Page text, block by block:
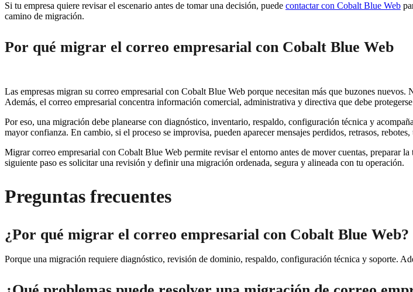
Si tu empresa quiere revisar el escenario antes de tomar una decisión, puede contactar con Cobalt Blue Web
camino de migración.
Por qué migrar el correo empresarial con Cobalt Blue Web
Las empresas migran su correo empresarial con Cobalt Blue Web porque necesitan más que buzones
Además, el correo empresarial concentra información comercial, administrativa y directiva que debe
Por eso, una migración debe planearse con diagnóstico, inventario, respaldo, configuración técnica y
mayor confianza. En cambio, si el proceso se improvisa, pueden aparecer mensajes perdidos, retrasos,
Migrar correo empresarial con Cobalt Blue Web permite revisar el entorno antes de mover cuentas, preparar
siguiente paso es solicitar una revisión y definir una migración ordenada, segura y alineada con tu operación.
Preguntas frecuentes
¿Por qué migrar el correo empresarial con Cobalt Blue Web?
Porque una migración requiere diagnóstico, revisión de dominio, respaldo, configuración técnica y soporte.